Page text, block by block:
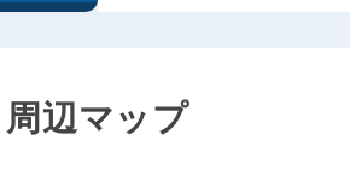
周辺マップ